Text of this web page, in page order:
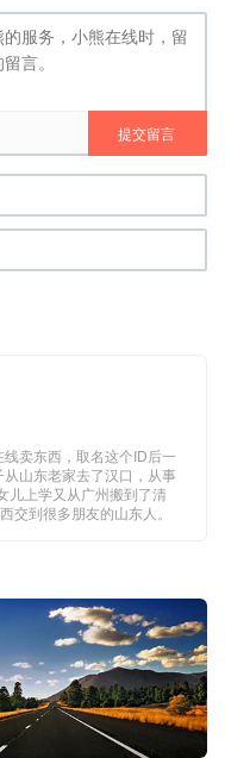
提交留言
卖东西，取名这个ID后一
山东老家去了汉口，从事
儿上学又从广州搬到了清
交到很多朋友的山东人。